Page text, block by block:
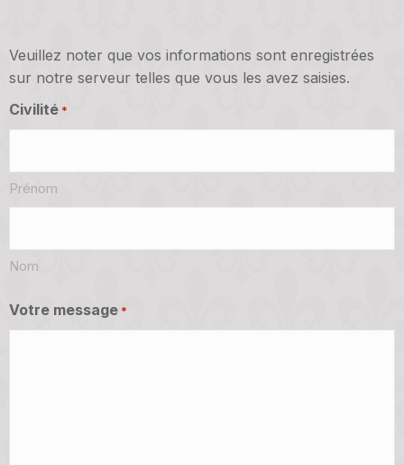
Veuillez noter que vos informations sont enregistrées
sur notre serveur telles que vous les avez saisies.
Civilité *
Prénom
Nom
Votre message *